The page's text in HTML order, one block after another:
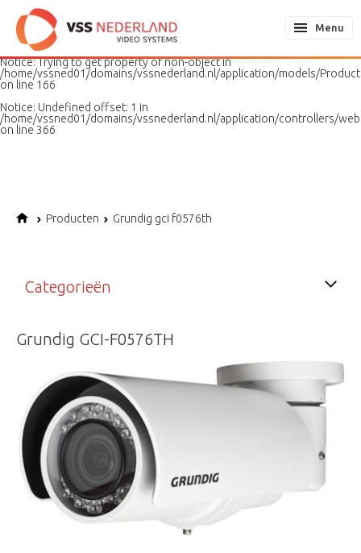
Notice: Undefined variable: page in
/home/vssned01/domains/vssnederland.nl/application/models/
on line
187
Notice: Trying to get property of non-object in
/home/vssned01/domains/vssnederland.nl/application/models/
on line 166
Notice: Undefined offset: 1 in
/home/vssned01/domains/vssnederland.nl/application/controllers/
on line 366
Menu
Producten Grundig gci f0576th
Categorieën
Grundig GCI-F0576TH